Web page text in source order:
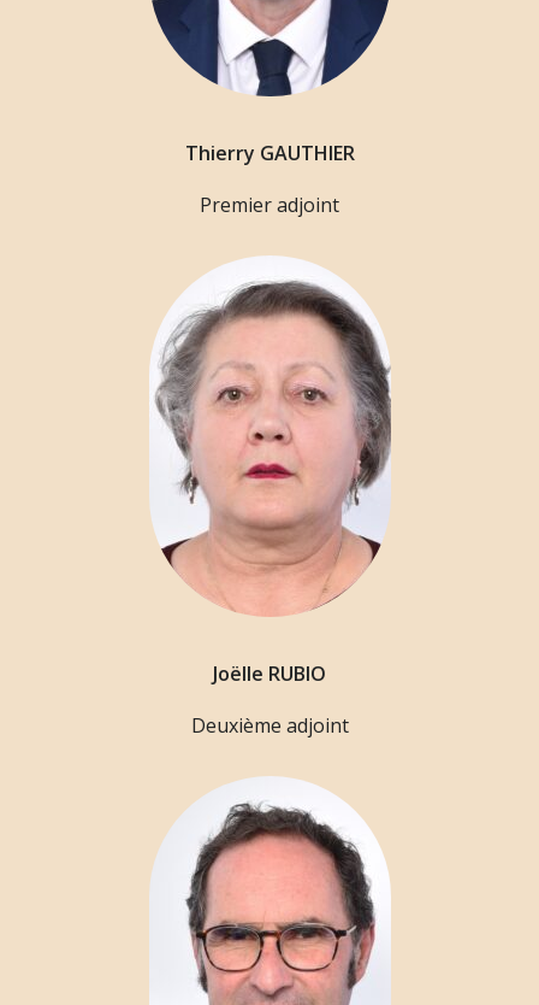
Thierry GAUTHIER
Premier adjoint
Joëlle RUBIO
Deuxième adjoint